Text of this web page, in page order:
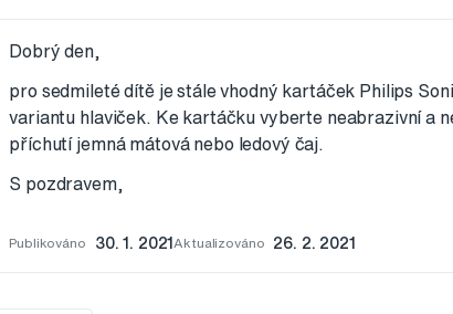
Dobrý den,
pro sedmileté dítě je stále vhodný kartáček Philips
variantu hlaviček. Ke kartáčku vyberte neabrazivní a
příchutí jemná mátová nebo ledový čaj.
S pozdravem,
Publikováno 30. 1. 2021Aktualizováno 26. 2. 2021